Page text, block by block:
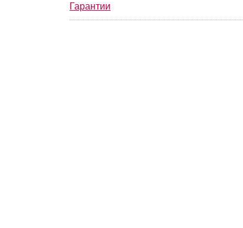
Гарантии